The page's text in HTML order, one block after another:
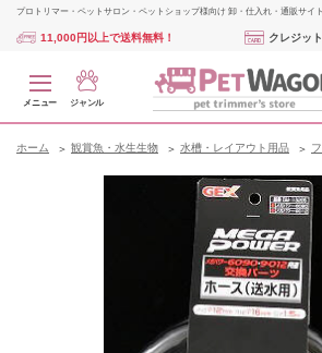
プロトリマー・ペットサロン・ペットショップ様向け 卸・仕入れ・通販サイト
11,000円以上で送料無料！ クレジッ
メニュー ジャンル
ホーム 観賞魚・水生生物 水槽・レイアウト用品